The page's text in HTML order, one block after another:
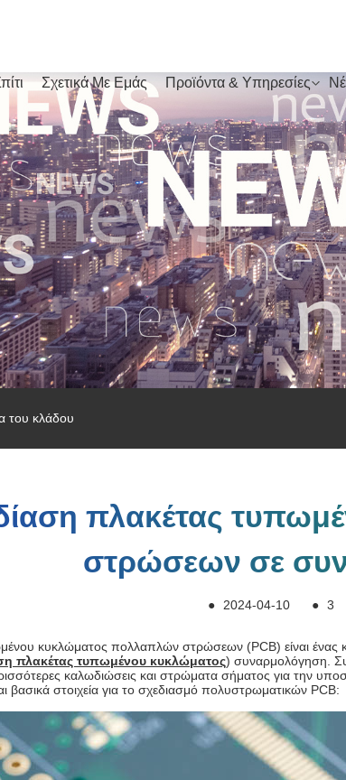
Σχετικά Με Εμάς Προϊόντα & Υπηρεσίες
του κλάδου
πλακέτας
στρώσεων σε
● 2024-04-10 ● 3
κυκλώματος πολλαπλών στρώσεων (PCB) είναι ένας
πλακέτας τυπωμένου κυκλώματος) συναρμολόγηση.
καλωδιώσεις και στρώματα σήματος για την
βασικά στοιχεία για το σχεδιασμό πολυστρωματικών PCB: